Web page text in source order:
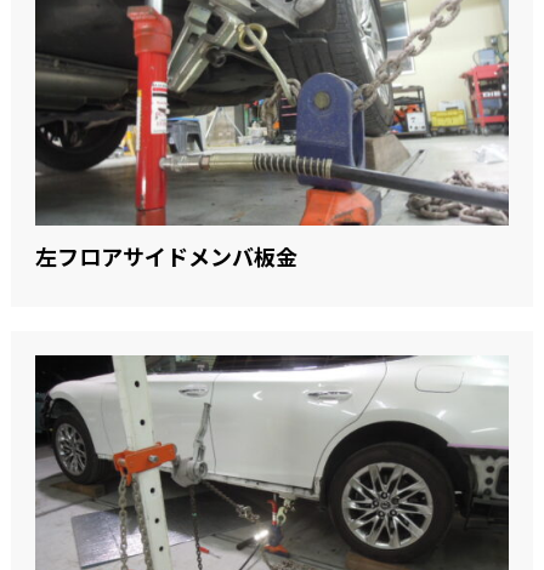
左フロアサイドメンバ板金